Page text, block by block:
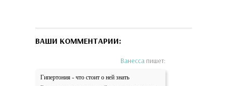
ВАШИ КОММЕНТАРИИ:
Ванесса пишет:
Гипертония - что стоит о ней знать